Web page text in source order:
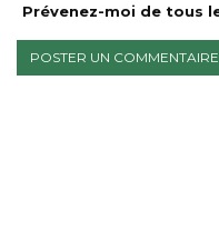
Prévenez-moi de tous